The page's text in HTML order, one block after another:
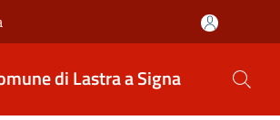
di Lastra a Signa